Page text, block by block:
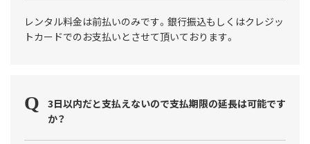
レンタル料金は前払いのみです。銀行振込もしくはクレジッ
トカードでのお支払いとさせて頂いております。
3日以内だと支払えないので支払期限の延長は可能です
か？